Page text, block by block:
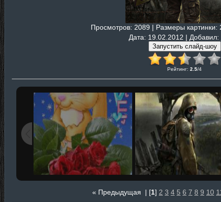
Просмотров: 2089 | Размеры картинки:
Дата: 19.02.2012 | Добавил:
Рейтинг: 2.5/4
« Предыдущая | [1] 2 3 4 5 6 7 8 9 10